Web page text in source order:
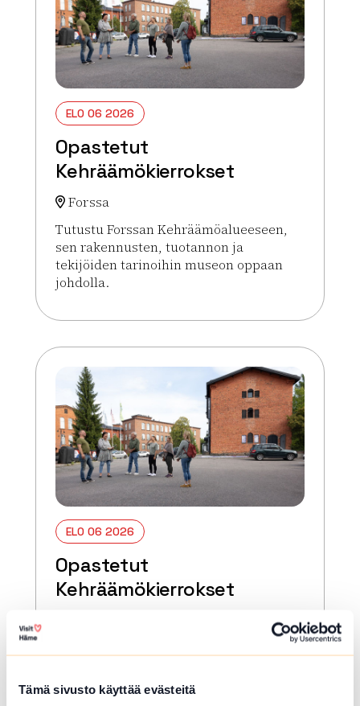
Tämä sivusto käyttää evästeitä
ELO 06 2026
Opastetut
Kehräämökierrokset
Forssa
Tutustu Forssan Kehräämöalueeseen,
sen rakennusten, tuotannon ja
tekijöiden tarinoihin museon oppaan
johdolla.
Lue lisää tapahtumasta Opastetut
ELO 06 2026
Opastetut
Kehräämökierrokset
tekijöiden tarinoihin museon oppaan